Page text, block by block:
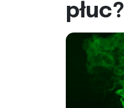
płuc?